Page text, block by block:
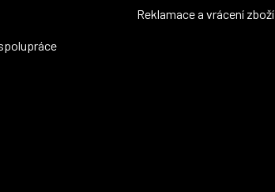
Reklamace a vrácení zboží